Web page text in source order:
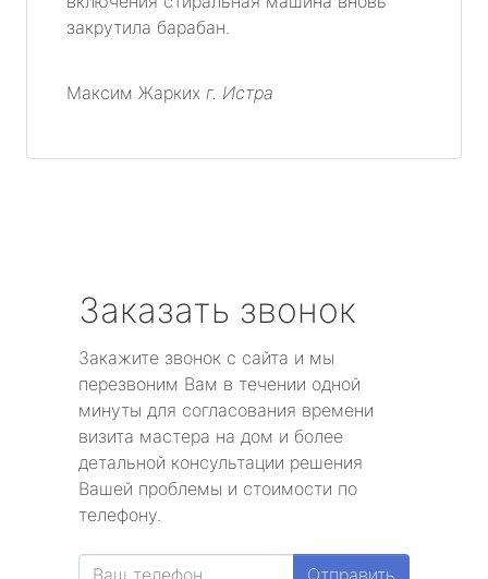
закрутила барабан.
Максим Жарких г. Истра
Заказать звонок
Закажите звонок с сайта и мы
перезвоним Вам в течении одной
минуты для согласования времени
визита мастера на дом и более
детальной консультации решения
Вашей проблемы и стоимости по
телефону.